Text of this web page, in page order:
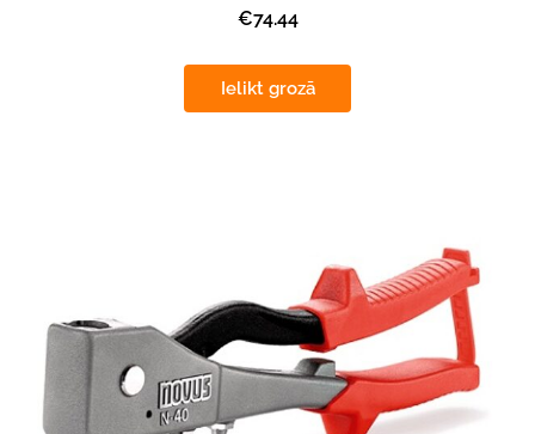
€74.44
Ielikt grozā